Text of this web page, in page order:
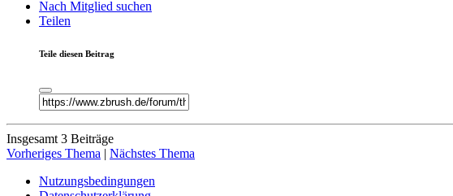
Nach Mitglied suchen
Teilen
Teile diesen Beitrag
Insgesamt 3 Beiträge
Vorheriges Thema | Nächstes Thema
Nutzungsbedingungen